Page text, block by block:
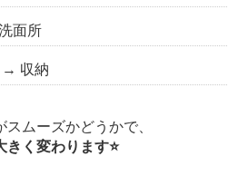
面所
→ 収納
ムーズかどうかで、
く変わります⭐️